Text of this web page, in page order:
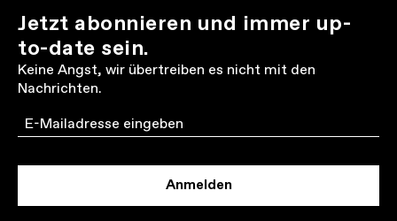
Jetzt abonnieren und immer up-
to-date sein.
Keine Angst, wir übertreiben es nicht mit den
Nachrichten.
Email
Anmelden